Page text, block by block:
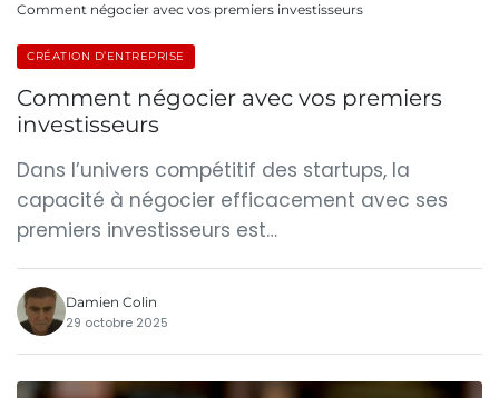
Comment négocier avec vos premiers investisseurs
CRÉATION D’ENTREPRISE
Comment négocier avec vos premiers
investisseurs
Dans l’univers compétitif des startups, la
capacité à négocier efficacement avec ses
premiers investisseurs est…
Damien Colin
29 octobre 2025